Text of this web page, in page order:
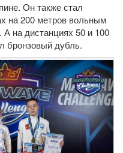
Он также стал
на 200 метров вольным
на дистанциях 50 и 100
бронзовый дубль.